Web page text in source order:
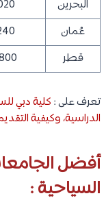
البحرين
1,020
عُمان
1,240
قطر
تعرف على : كلية دبي
الدراسية، وكيفية
أفضل
السياحية :